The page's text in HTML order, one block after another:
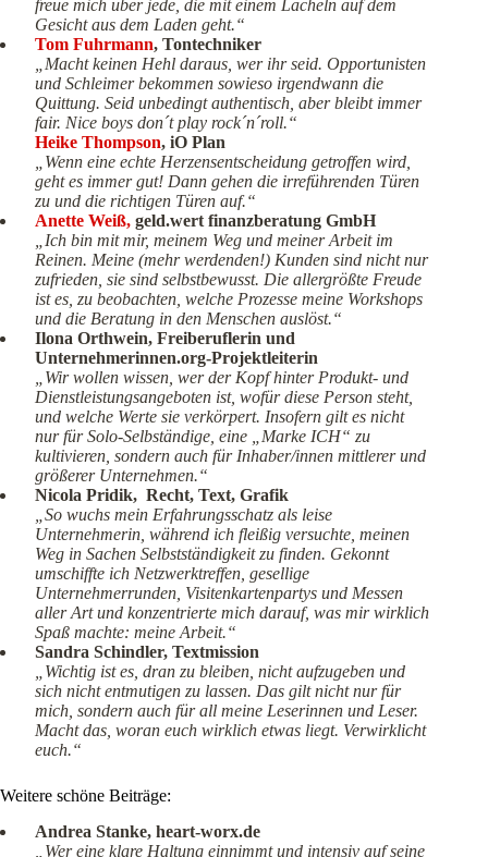
freue mich über jede, die mit einem Lächeln auf dem
Gesicht aus dem Laden geht.“
Tom Fuhrmann, Tontechniker
„Macht keinen Hehl daraus, wer ihr seid. Opportunisten
und Schleimer bekommen sowieso irgendwann die
Quittung. Seid unbedingt authentisch, aber bleibt immer
fair. Nice boys don´t play rock´n´roll.“
Heike Thompson, iO Plan
„Wenn eine echte Herzensentscheidung getroffen wird,
geht es immer gut! Dann gehen die irreführenden Türen
zu und die richtigen Türen auf.“
Anette Weiß, geld.wert finanzberatung GmbH
„Ich bin mit mir, meinem Weg und meiner Arbeit im
Reinen. Meine (mehr werdenden!) Kunden sind nicht nur
zufrieden, sie sind selbstbewusst. Die allergrößte Freude
ist es, zu beobachten, welche Prozesse meine Workshops
und die Beratung in den Menschen auslöst.“
Ilona Orthwein, Freiberuflerin und
Unternehmerinnen.org-Projektleiterin
„Wir wollen wissen, wer der Kopf hinter Produkt- und
Dienstleistungsangeboten ist, wofür diese Person steht,
und welche Werte sie verkörpert. Insofern gilt es nicht
nur für Solo-Selbständige, eine „Marke ICH“ zu
kultivieren, sondern auch für Inhaber/innen mittlerer und
größerer Unternehmen.“
Nicola Pridik, Recht, Text, Grafik
„So wuchs mein Erfahrungsschatz als leise
Unternehmerin, während ich fleißig versuchte, meinen
Weg in Sachen Selbstständigkeit zu finden. Gekonnt
umschiffte ich Netzwerktreffen, gesellige
Unternehmerrunden, Visitenkartenpartys und Messen
aller Art und konzentrierte mich darauf, was mir wirklich
Spaß machte: meine Arbeit.“
Sandra Schindler, Textmission
„Wichtig ist es, dran zu bleiben, nicht aufzugeben und
sich nicht entmutigen zu lassen. Das gilt nicht nur für
mich, sondern auch für all meine Leserinnen und Leser.
Macht das, woran euch wirklich etwas liegt. Verwirklicht
euch.“
Weitere schöne Beiträge:
Andrea Stanke, heart-worx.de
„Wer eine klare Haltung einnimmt und intensiv auf seine